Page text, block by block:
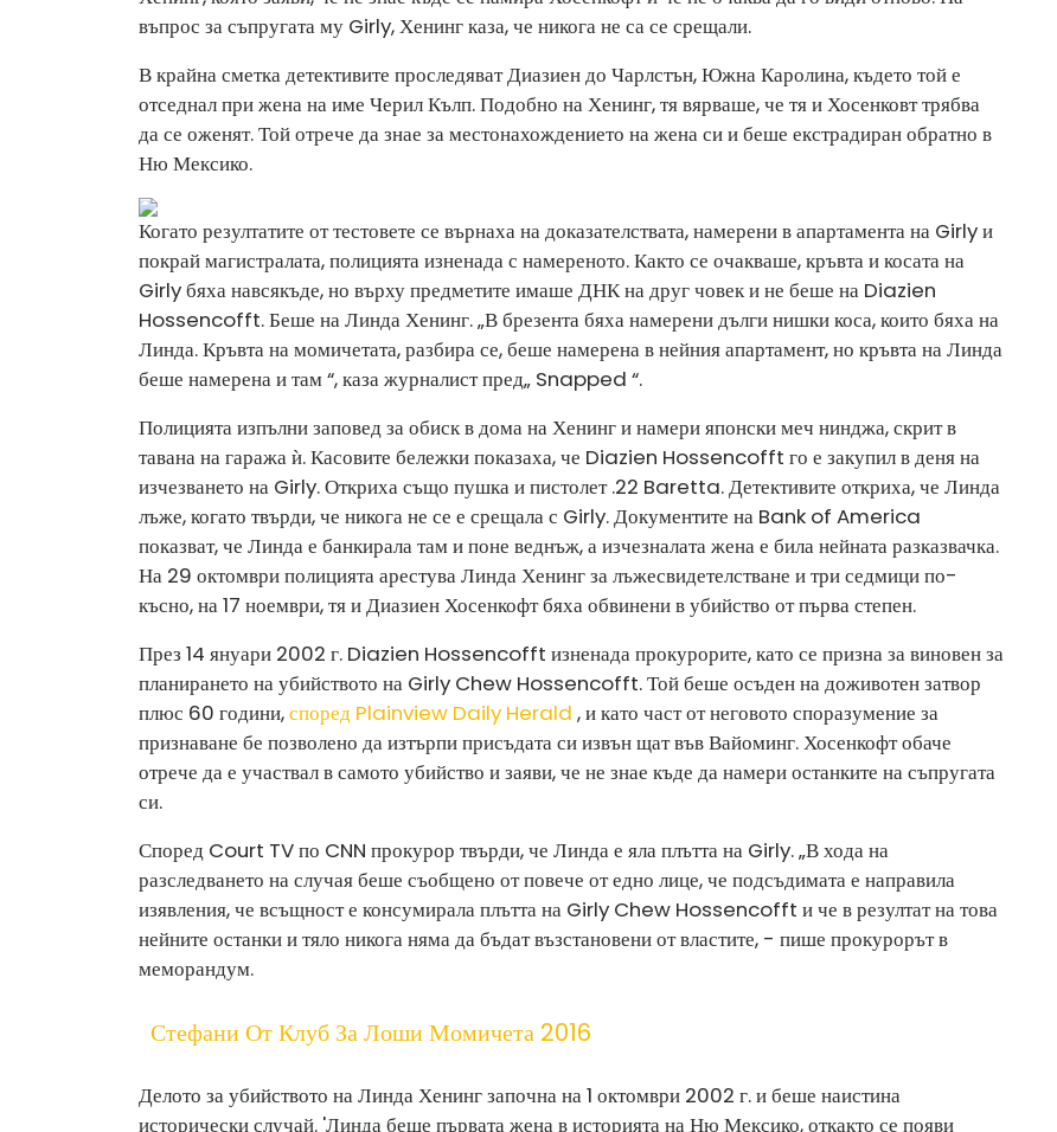
въпрос за съпругата му Girly, Хенинг каза, че никога не са се срещали.
В крайна сметка детективите проследяват Диазиен до Чарлстън, Южна Каролина, където той е
отседнал при жена на име Черил Кълп. Подобно на Хенинг, тя вярваше, че тя и Хосенковт трябва
да се оженят. Той отрече да знае за местонахождението на жена си и беше екстрадиран обратно в
Ню Мексико.
Когато резултатите от тестовете се върнаха на доказателствата, намерени в апартамента на Girly и
покрай магистралата, полицията изненада с намереното. Както се очакваше, кръвта и косата на
Girly бяха навсякъде, но върху предметите имаше ДНК на друг човек и не беше на Diazien
Hossencofft. Беше на Линда Хенинг. „В брезента бяха намерени дълги нишки коса, които бяха на
Линда. Кръвта на момичетата, разбира се, беше намерена в нейния апартамент, но кръвта на Линда
беше намерена и там “, каза журналист пред„ Snapped “.
Полицията изпълни заповед за обиск в дома на Хенинг и намери японски меч нинджа, скрит в
тавана на гаража ѝ. Касовите бележки показаха, че Diazien Hossencofft го е закупил в деня на
изчезването на Girly. Откриха също пушка и пистолет .22 Baretta. Детективите откриха, че Линда
лъже, когато твърди, че никога не се е срещала с Girly. Документите на Bank of America
показват, че Линда е банкирала там и поне веднъж, а изчезналата жена е била нейната разказвачка.
На 29 октомври полицията арестува Линда Хенинг за лъжесвидетелстване и три седмици по-
късно, на 17 ноември, тя и Диазиен Хосенкофт бяха обвинени в убийство от първа степен.
През 14 януари 2002 г. Diazien Hossencofft изненада прокурорите, като се призна за виновен за
планирането на убийството на Girly Chew Hossencofft. Той беше осъден на доживотен затвор
плюс 60 години,според Plainview Daily Herald , и като част от неговото споразумение за
признаване бе позволено да изтърпи присъдата си извън щат във Вайоминг. Хосенкофт обаче
отрече да е участвал в самото убийство и заяви, че не знае къде да намери останките на съпругата
си.
Според Court TV по CNN прокурор твърди, че Линда е яла плътта на Girly. „В хода на
разследването на случая беше съобщено от повече от едно лице, че подсъдимата е направила
изявления, че всъщност е консумирала плътта на Girly Chew Hossencofft и че в резултат на това
нейните останки и тяло никога няма да бъдат възстановени от властите, - пише прокурорът в
меморандум.
Стефани От Клуб За Лоши Момичета 2016
Делото за убийството на Линда Хенинг започна на 1 октомври 2002 г. и беше наистина
исторически случай. 'Линда беше първата жена в историята на Ню Мексико, откакто се появи